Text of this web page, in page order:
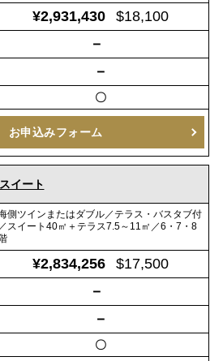
¥2,931,430 $18,100
－
－
〇
お申込みフォーム
イート
側ツインまたはダブル／テラス・バスタブ付
／スイート40㎡＋テラス7.5～11㎡／6・7・8
¥2,834,256 $17,500
－
－
〇